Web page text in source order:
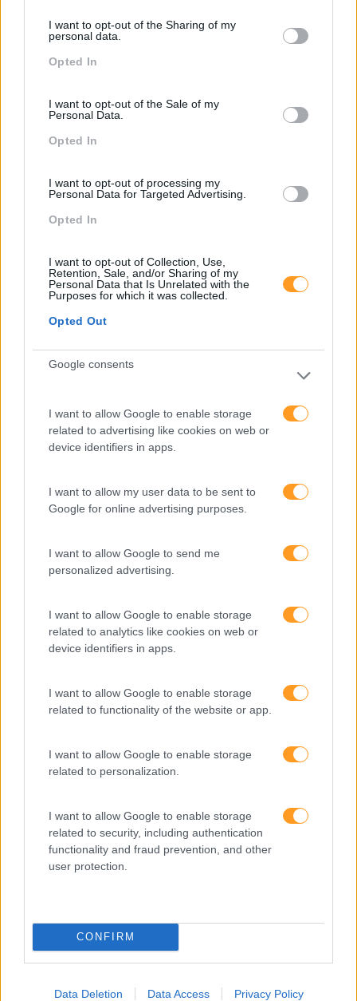
not limited to your visit or usage behaviour. You may click to
grant or deny consent to Google and its third-party tags to
use your data for below specified purposes in below Google
I want to opt-out of the Sharing of my
personal data.
Opted In
I want to opt-out of the Sale of my
Personal Data.
Opted In
I want to opt-out of processing my
Personal Data for Targeted Advertising.
Opted In
I want to opt-out of Collection, Use,
Retention, Sale, and/or Sharing of my
Personal Data that Is Unrelated with the
Purposes for which it was collected.
Opted Out
Google consents
I want to allow Google to enable storage
related to advertising like cookies on web or
device identifiers in apps.
I want to allow my user data to be sent to
Google for online advertising purposes.
I want to allow Google to send me
personalized advertising.
I want to allow Google to enable storage
related to analytics like cookies on web or
device identifiers in apps.
I want to allow Google to enable storage
related to functionality of the website or app.
I want to allow Google to enable storage
related to personalization.
I want to allow Google to enable storage
related to security, including authentication
functionality and fraud prevention, and other
user protection.
CONFIRM
Data Deletion Data Access Privacy Policy
PORTO RH MEETING
Recursos Humanos
Sem Categoria
Tecnologias De Informação
Vendas E Negociação
Recentes
Feedback fora do
calendário
Como usar a escuta
ativa para reter talento,
produtividade
decidir com base em
dados e os dados
“Formação em IA para
meter a mão na massa”
sobre a Academia de
Verão